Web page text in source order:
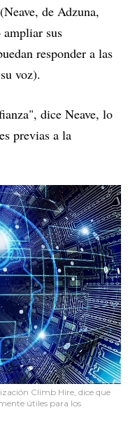
de Adzuna,
ampliar sus
responder a las
voz).
dice Neave, lo
previas a la
Climb Hire, dice que
útiles para los